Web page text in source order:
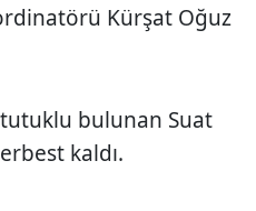
Kürşat Oğuz
bulunan Suat
kaldı.